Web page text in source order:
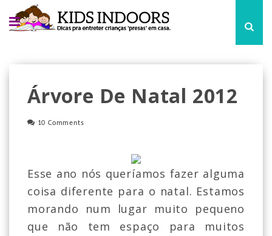
Árvore De Natal 2012
10 Comments
Esse ano nós queríamos fazer alguma
coisa diferente para o natal. Estamos
morando num lugar muito pequeno
que não tem espaço para muitos